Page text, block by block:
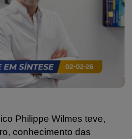
Philippe Wilmes teve,
conhecimento das